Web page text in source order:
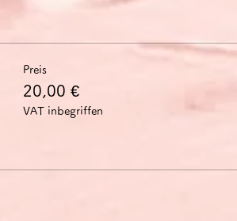
Preis
20,00 €
VAT inbegriffen